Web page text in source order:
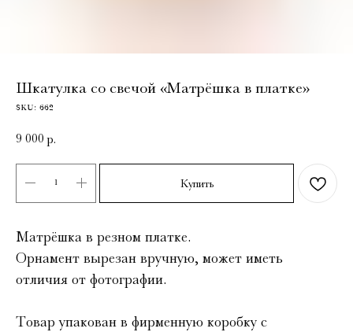
Шкатулка со свечой «Матрёшка в платке»
SKU: 662
9 000 р.
Купить
Матрёшка в резном платке.
Орнамент вырезан вручную, может иметь
отличия от фотографии.
Товар упакован в фирменную коробку с